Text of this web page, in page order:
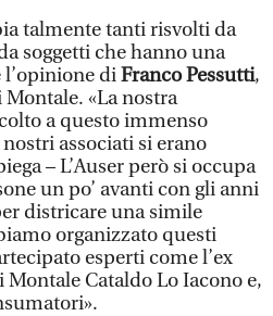
talmente tanti risvolti da
soggetti che hanno una
l’opinione diFranco Pessutti,
«La nostra
a questo immenso
associati si erano
– L’Auser però si occupa
un po’ avanti con gli anni
districare una simile
organizzato questi
esperti come l’ex
Cataldo Lo Iacono e,